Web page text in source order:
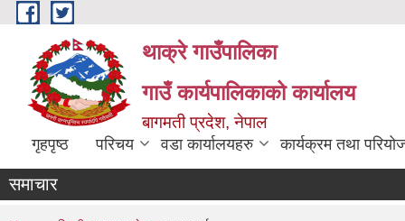
Skip to main content
थाक्रे गाउँपालिका
गाउँ कार्यपालिकाको कार्यालय
बागमती प्रदेश, नेपाल
गृहपृष्ठ परिचय वडा कार्यालयहरु कार्यक्रम तथा
समाचार